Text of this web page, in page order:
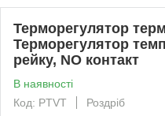
Терморегулятор
Терморегулятор
рейку, NO контакт
В наявності
Код: PTVT
Роздріб